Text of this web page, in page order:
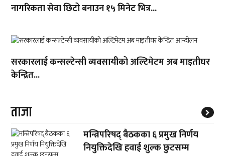
नागरिकता सेवा छिटो बनाउन १५ मिनेट भित्र...
सरकारलाई कन्सल्टेन्सी व्यवसायीको अल्टिमेटम अब माइतीघर
केन्द्रित...
ताजा
मन्त्रिपरिषद् बैठकका ६ प्रमुख निर्णय
नियुक्तिदेखि हवाई शुल्क छुटसम्म